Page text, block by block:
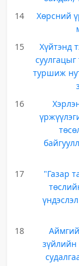
14
Хөрсний
15
Хүйтэнд
туршиж
16
17
"Газар
18